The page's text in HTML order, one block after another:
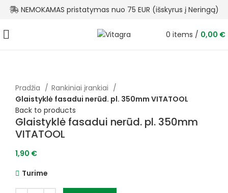
NEMOKAMAS pristatymas nuo 75 EUR (išskyrus į Neringą)
0 items / 0,00 €
Pradžia
Rankiniai įrankiai
Glaistyklė fasadui nerūd. pl. 350mm VITATOOL
Back to products
Glaistyklė fasadui nerūd. pl. 350mm
VITATOOL
1,90 €
Turime